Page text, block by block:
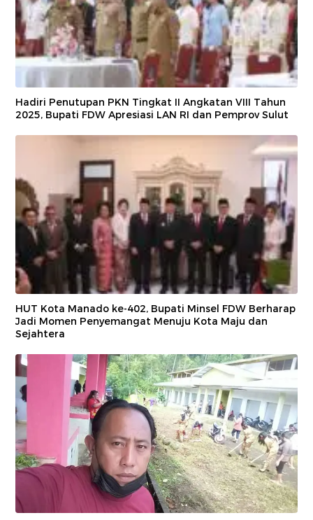
Hadiri Penutupan PKN Tingkat II Angkatan VIII Tahun
2025, Bupati FDW Apresiasi LAN RI dan Pemprov Sulut
HUT Kota Manado ke-402, Bupati Minsel FDW Berharap
Jadi Momen Penyemangat Menuju Kota Maju dan
Sejahtera